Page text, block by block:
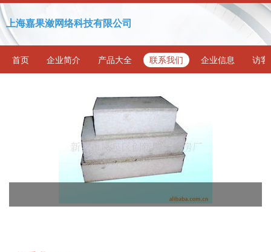
上海嘉果潋网络科技有限公司
首页 企业简介 产品大全 联系我们 企业信息 访客